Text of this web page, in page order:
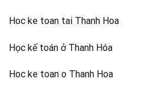
Hoc ke toan tai Thanh Hoa
Học kế toán ở Thanh Hóa
Hoc ke toan o Thanh Hoa